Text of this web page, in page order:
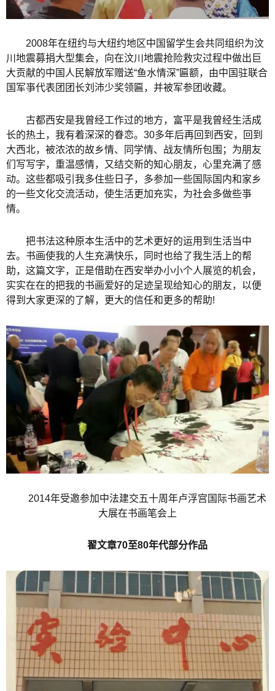
2008年在纽约与大纽约地区中国留学生会共同组织为汶
川地震募捐大型集会，向在汶川地震抢险救灾过程中做出巨
大贡献的中国人民解放军赠送“鱼水情深”匾额，由中国驻联合
国军亊代表团团长刘沛少奖领匾，并被军参团收藏。
古都西安是我曾经工作过的地方，富平是我曾经生活成
长的热土，我有着深深的眷恋。30多年后再回到西安，回到
大西北，被浓浓的故乡情、同学情、战友情所包围；为朋友
们写写字，重温感情，又结交新的知心朋友，心里充满了感
动。这些都吸引我多住些日子，多参加一些国际国内和家乡
的一些文化交流活动，使生活更加充实，为社会多做些亊
情。
把书法这种原本生活中的艺术更好的运用到生活当中
去。书画使我的人生充满快乐，同时也给了我生活上的帮
助，这篇文字，正是借助在西安举办小小个人展览的机会，
实实在在的把我的书画爱好的足迹呈现给知心的朋友，以便
得到大家更深的了解，更大的信任和更多的帮助!
2014年受邀参加中法建交五十周年卢浮宫国际书画艺术
大展在书画笔会上
翟文章70至80年代部分作品